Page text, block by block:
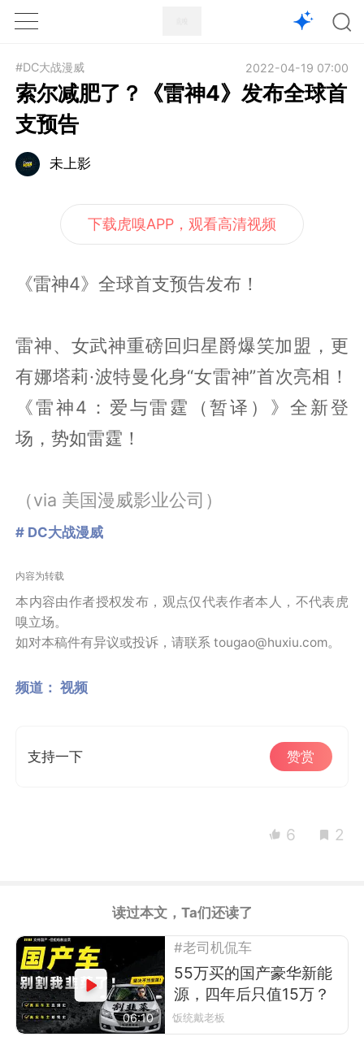
1X
#DC大战漫威 2022-04-19 07:00
索尔减肥了？《雷神4》发布全球首
支预告
未上影
下载虎嗅APP，观看高清视频
《雷神4》全球首支预告发布！
雷神、女武神重磅回归星爵爆笑加盟，更
有娜塔莉·波特曼化身“女雷神”首次亮相！
《雷神4：爱与雷霆（暂译）》全新登
场，势如雷霆！
（via 美国漫威影业公司）
# DC大战漫威
内容为转载
本内容由作者授权发布，观点仅代表作者本人，不代表虎
嗅立场。
如对本稿件有异议或投诉，请联系 tougao@huxiu.com。
频道： 视频
支持一下 赞赏
6 2
读过本文，Ta们还读了
06:10
#老司机侃车
55万买的国产豪华新能
源，四年后只值15万？
饭统戴老板